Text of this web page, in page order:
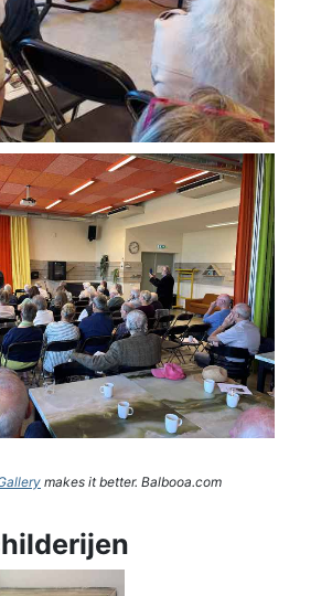
makes it better. Balbooa.com